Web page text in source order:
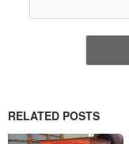
RELATED POSTS